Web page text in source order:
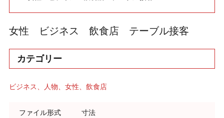
リクエスト
お問い合わせ
女性 ビジネス 飲食店 テーブル接客
カテゴリー
ビジネス 人物 女性 飲食店
ファイル形式 寸法